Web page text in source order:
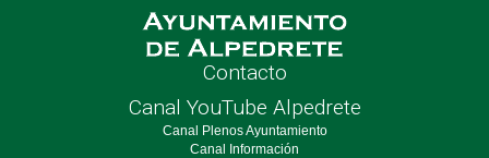
Contacto
Canal YouTube Alpedrete
Canal Plenos Ayuntamiento
Canal Información